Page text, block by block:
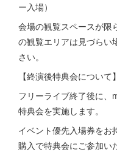
ー入場）
会場の観覧スペースが限
の観覧エリアは見づらい
さい。
【終演後特典会について】
フリーライブ終了後に、
特典会を実施します。
イベント優先入場券をお
購入で特典会にご参加い